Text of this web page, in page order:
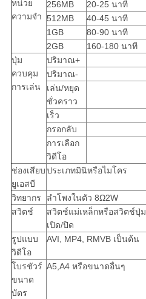
หน่วย
ความจำ
256MB
20-25 นาที
512MB
40-45 นาที
1GB
80-90 นาที
2GB
160-180 นาที
ปุ่ม
ควบคุม
การเล่น
ปริมาณ+
ปริมาณ-
เล่น/หยุด
ชั่วคราว
เร็ว
กรอกลับ
การเลือก
วิดีโอ
ช่องเสียบ
ยูเอสบี
ประเภทมินิหรือไมโคร
วิทยากร
ลำโพงในตัว 8Ω2W
สวิตช์
สวิตช์แม่เหล็กหรือสวิตช์ปุ่ม
เปิด/ปิด
รูปแบบ
วิดีโอ
AVI, MP4, RMVB เป็นต้น
โบรชัวร์
ขนาด
บัตร
A5,A4 หรือขนาดอื่นๆ